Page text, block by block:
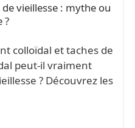
vieillesse : mythe ou
?
colloïdal et taches de
peut-il vraiment
? Découvrez les